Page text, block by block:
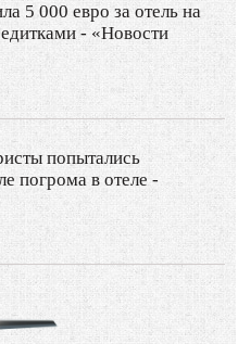
5 000 евро за отель на
- «Новости
попытались
погрома в отеле -